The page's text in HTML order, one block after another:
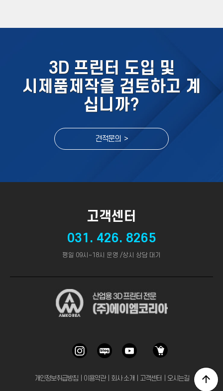
3D 프린터 도입 및
시제품제작을 검토하고 계
십니까?
견적문의 >
고객센터
031. 426. 8265
평일 09시~18시 운영 /상시 상담 대기
개인정보취급방침｜ 이용약관｜ 회사 소개 고객센터 오시는길